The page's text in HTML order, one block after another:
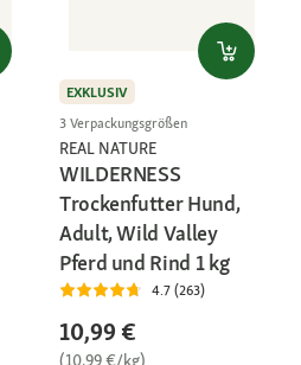
EXKLUSIV
3 Verpackungsgrößen
REAL NATURE
WILDERNESS
Trockenfutter Hund,
Adult, Wild Valley
Pferd und Rind 1 kg
4.7 (263)
10,99 €
(10,99 €/kg)